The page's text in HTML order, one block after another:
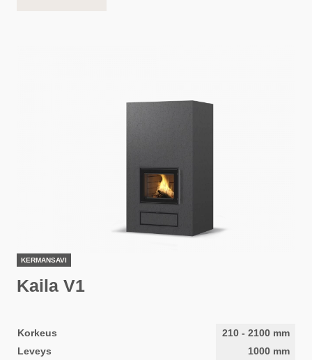
KERMANSAVI
Kaila V1
Korkeus 210 - 2100 mm
Leveys
1000 mm